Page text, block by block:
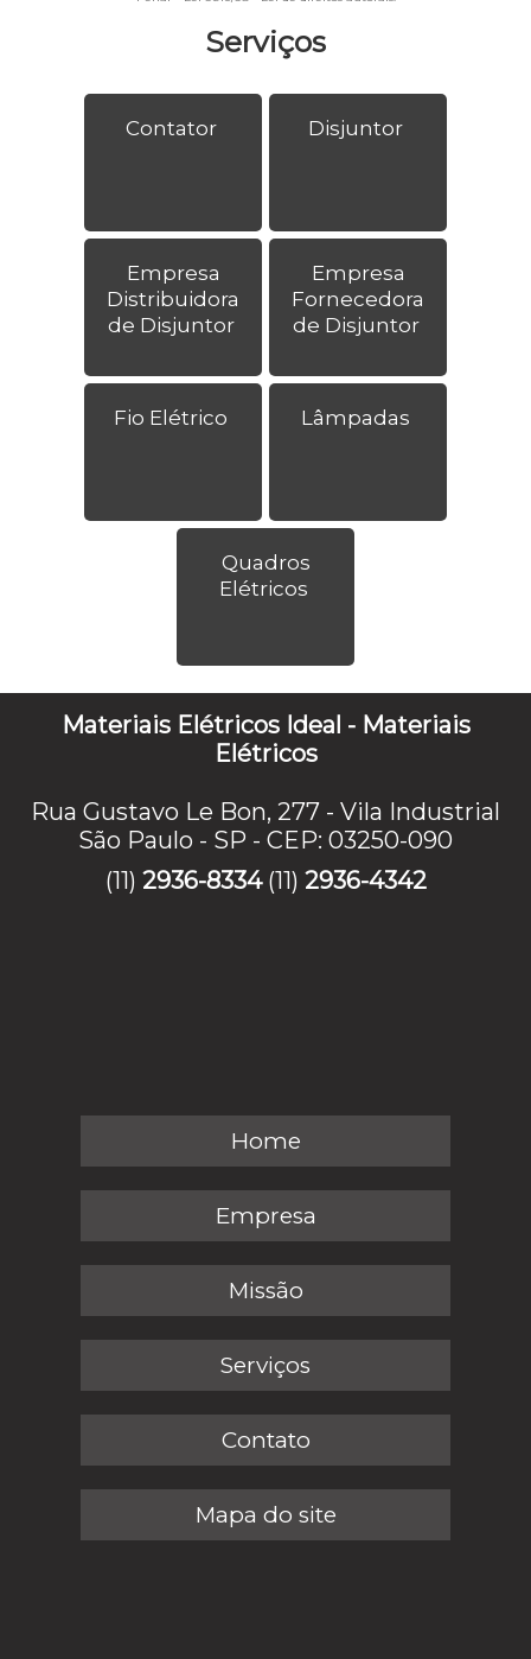
Serviços
Contator Disjuntor
Empresa
Distribuidora
de Disjuntor
Empresa
Fornecedora
de Disjuntor
Fio Elétrico Lâmpadas
Quadros
Elétricos
Materiais Elétricos Ideal - Materiais
Elétricos
Rua Gustavo Le Bon, 277 - Vila Industrial
São Paulo - SP - CEP: 03250-090
(11) 2936-8334 (11) 2936-4342
Home
Empresa
Missão
Serviços
Contato
Mapa do site